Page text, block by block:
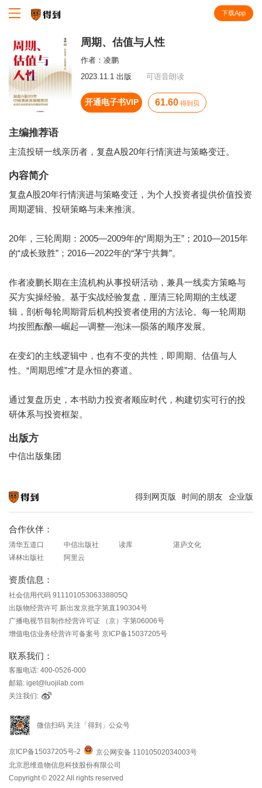
下载App
周期、估值与人性
作者： 凌鹏
2023.11.1 出版
可语音朗读
开通电子书VIP 61.60 得到贝
主编推荐语
主流投研一线亲历者，复盘A股20年行情演进与策略变迁。
内容简介
复盘A股20年行情演进与策略变迁，为个人投资者提供价值投资
周期逻辑、投研策略与未来推演。
20年，三轮周期：2005—2009年的“周期为王”；2010—2015年
的“成长致胜”；2016—2022年的“茅宁共舞”。
作者凌鹏长期在主流机构从事投研活动，兼具一线卖方策略与
买方实操经验。基于实战经验复盘，厘清三轮周期的主线逻
辑，剖析每轮周期背后机构投资者使用的方法论。每一轮周期
均按照酝酿—崛起—调整—泡沫—陨落的顺序发展。
在变幻的主线逻辑中，也有不变的共性，即周期、估值与人
性。“周期思维”才是永恒的赛道。
通过复盘历史，本书助力投资者顺应时代，构建切实可行的投
研体系与投资框架。
出版方
中信出版集团
得到网页版 时间的朋友 企业版
合作伙伴：
清华五道口 中信出版社 读库
湛庐文化
译林出版社
阿里云
资质信息：
社会信用代码 91110105306338805Q
出版物经营许可 新出发京批字第直190304号
广播电视节目制作经营许可证 （京）字第06006号
增值电信业务经营许可备案号 京ICP备15037205号
联系我们：
客服电话: 400-0526-000
邮箱: iget@luojilab.com
关注我们:
微信扫码 关注「得到」公众号
京ICP备15037205号-2
京公网安备 11010502034003号
北京思维造物信息科技股份有限公司
Copyright © 2022 All rights reserved